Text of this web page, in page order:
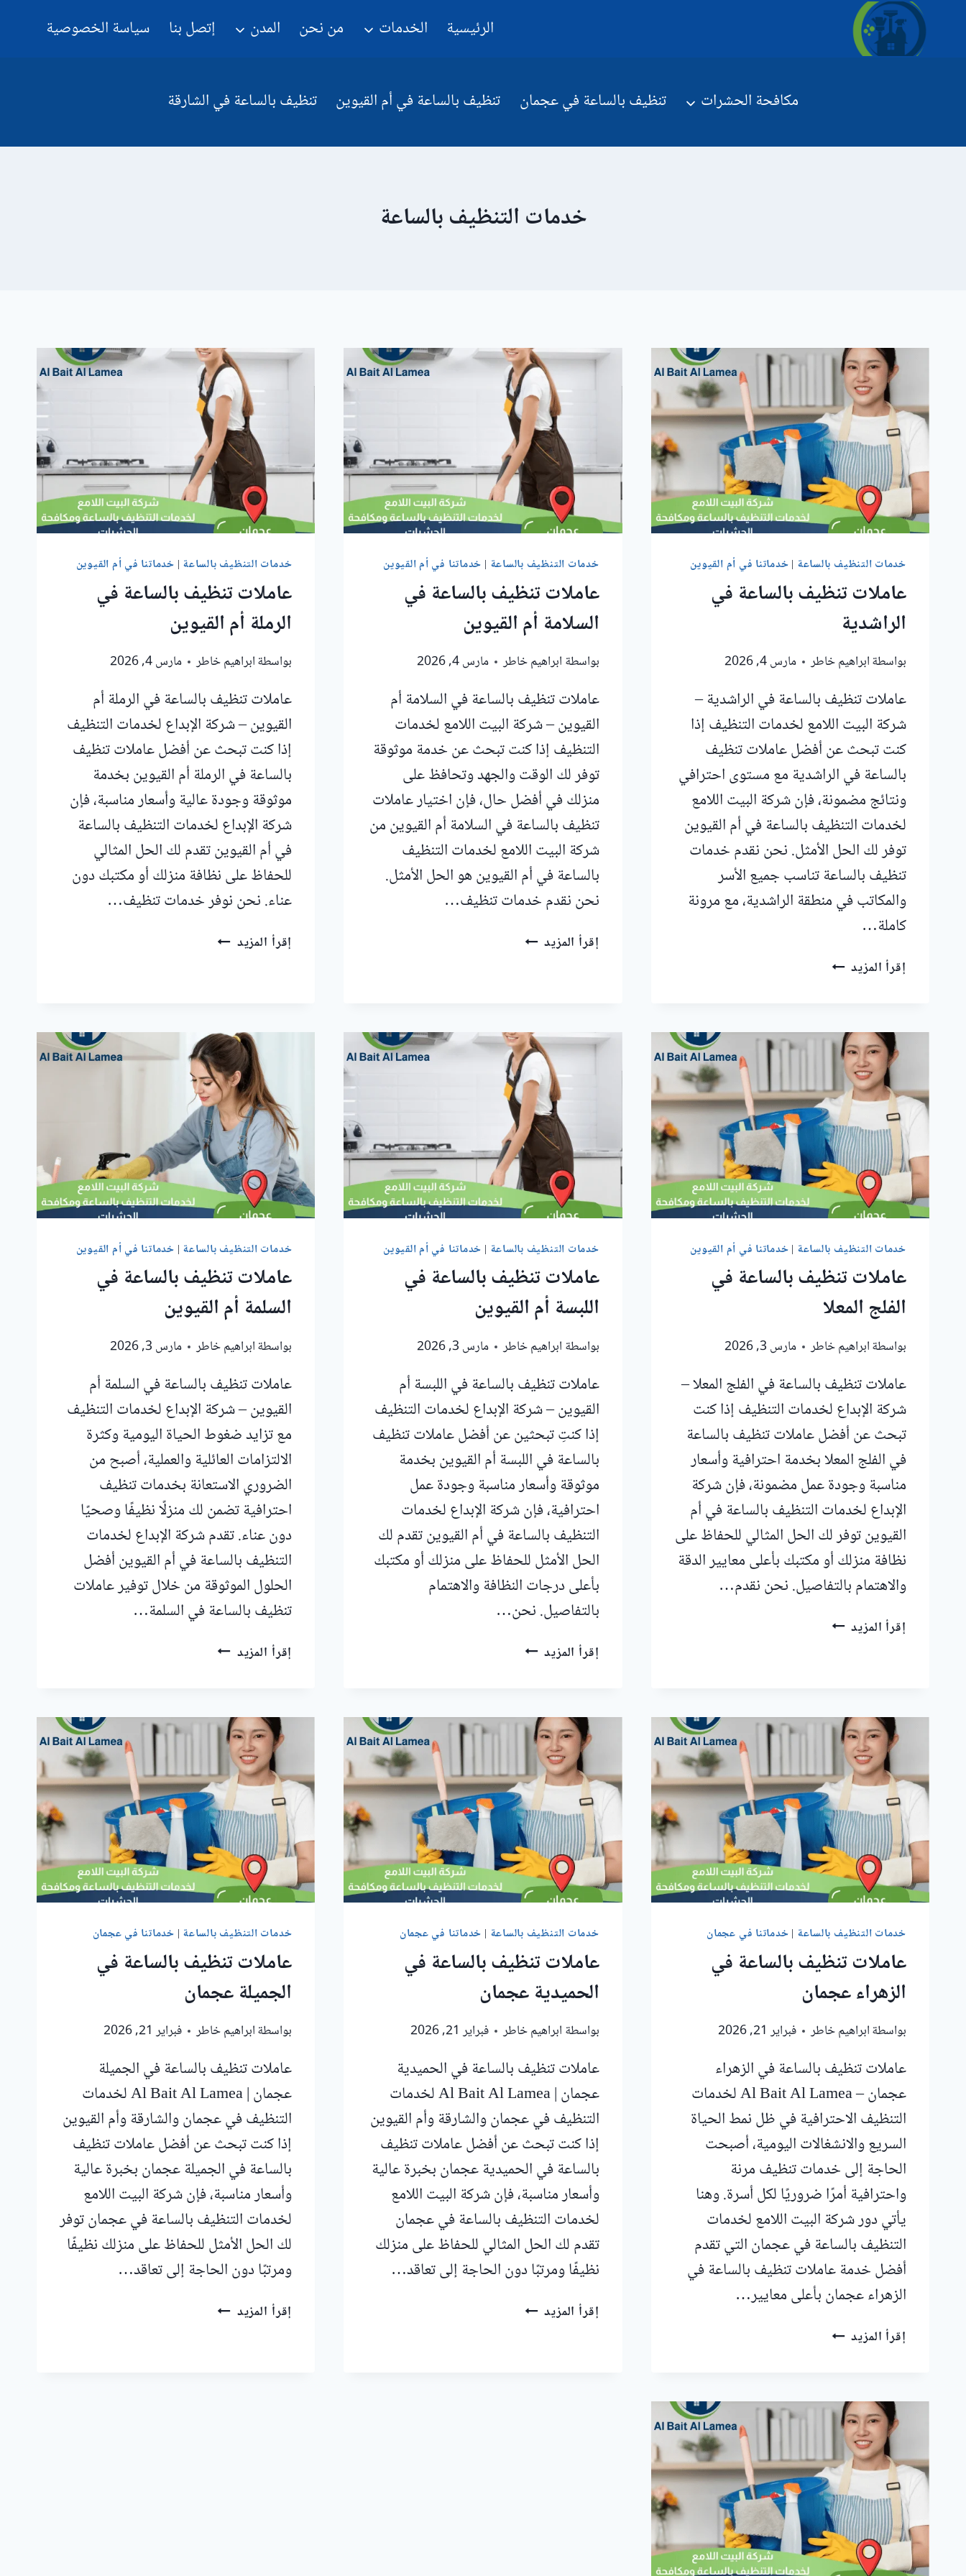
المحتوى
الرئيسية الخدمات من نحن المدن إتصل بنا سياسة الخصوصية
مكافحة الحشرات تنظيف بالساعة في عجمان تنظيف بالساعة في أم القيوين تنظيف بالساعة في الشارقة
خدمات التنظيف بالساعة
خدمات التنظيف بالساعة |خدماتنا في أم القيوين
عاملات تنظيف بالساعة في
الراشدية
بواسطةابراهيم خاطر مارس 4, 2026
عاملات تنظيف بالساعة في الراشدية –
شركة البيت اللامع لخدمات التنظيف إذا
كنت تبحث عن أفضل عاملات تنظيف
بالساعة في الراشدية مع مستوى احترافي
ونتائج مضمونة، فإن شركة البيت اللامع
لخدمات التنظيف بالساعة في أم القيوين
توفر لك الحل الأمثل. نحن نقدم خدمات
تنظيف بالساعة تناسب جميع الأسر
والمكاتب في منطقة الراشدية، مع مرونة
كاملة…
إقرأ المزيدعاملات
الراشدية
خدمات التنظيف بالساعة | خدماتنا في أم القيوين
عاملات تنظيف بالساعة في
السلامة أم القيوين
بواسطة ابراهيم خاطر مارس 4, 2026
عاملات تنظيف بالساعة في السلامة أم
القيوين – شركة البيت اللامع لخدمات
التنظيف إذا كنت تبحث عن خدمة موثوقة
توفر لك الوقت والجهد وتحافظ على
منزلك في أفضل حال، فإن اختيار عاملات
تنظيف بالساعة في السلامة أم القيوين من
شركة البيت اللامع لخدمات التنظيف
بالساعة في أم القيوين هو الحل الأمثل.
نحن نقدم خدمات تنظيف…
إقرأ المزيدعاملات
أم
القيوين
خدمات التنظيف بالساعة | خدماتنا في أم القيوين
عاملات تنظيف بالساعة في
الرملة أم القيوين
بواسطةابراهيم خاطر مارس 4, 2026
عاملات تنظيف بالساعة في الرملة أم
القيوين – شركة الإبداع لخدمات التنظيف
إذا كنت تبحث عن أفضل عاملات تنظيف
بالساعة في الرملة أم القيوين بخدمة
موثوقة وجودة عالية وأسعار مناسبة، فإن
شركة الإبداع لخدمات التنظيف بالساعة
في أم القيوين تقدم لك الحل المثالي
للحفاظ على نظافة منزلك أو مكتبك دون
عناء. نحن نوفر خدمات تنظيف…
إقرأ المزيدعاملات
أم
القيوين
خدمات التنظيف بالساعة |خدماتنا في أم القيوين
عاملات تنظيف بالساعة في
الفلج المعلا
بواسطةابراهيم خاطر مارس 3, 2026
عاملات تنظيف بالساعة في الفلج المعلا –
شركة الإبداع لخدمات التنظيف إذا كنت
تبحث عن أفضل عاملات تنظيف بالساعة
في الفلج المعلا بخدمة احترافية وأسعار
مناسبة وجودة عمل مضمونة، فإن شركة
الإبداع لخدمات التنظيف بالساعة في أم
القيوين توفر لك الحل المثالي للحفاظ على
نظافة منزلك أو مكتبك بأعلى معايير الدقة
والاهتمام بالتفاصيل. نحن نقدم…
إقرأ المزيدعاملات
المعلا
خدمات التنظيف بالساعة | خدماتنا في أم القيوين
عاملات تنظيف بالساعة في
اللبسة أم القيوين
بواسطة ابراهيم خاطر مارس 3, 2026
عاملات تنظيف بالساعة في اللبسة أم
القيوين – شركة الإبداع لخدمات التنظيف
إذا كنتِ تبحثين عن أفضل عاملات تنظيف
بالساعة في اللبسة أم القيوين بخدمة
موثوقة وأسعار مناسبة وجودة عمل
احترافية، فإن شركة الإبداع لخدمات
التنظيف بالساعة في أم القيوين تقدم لك
الحل الأمثل للحفاظ على منزلك أو مكتبك
بأعلى درجات النظافة والاهتمام
بالتفاصيل. نحن…
إقرأ المزيدعاملات
اللبسة
أم
القيوين
خدمات التنظيف بالساعة | خدماتنا في أم القيوين
عاملات تنظيف بالساعة في
السلمة أم القيوين
بواسطةابراهيم خاطر مارس 3, 2026
عاملات تنظيف بالساعة في السلمة أم
القيوين – شركة الإبداع لخدمات التنظيف
مع تزايد ضغوط الحياة اليومية وكثرة
الالتزامات العائلية والعملية، أصبح من
الضروري الاستعانة بخدمات تنظيف
احترافية تضمن لك منزلًا نظيفًا وصحيًا
دون عناء. تقدم شركة الإبداع لخدمات
التنظيف بالساعة في أم القيوين أفضل
الحلول الموثوقة من خلال توفير عاملات
تنظيف بالساعة في السلمة…
إقرأ المزيدعاملات
السلمة
أم
القيوين
خدمات التنظيف بالساعة |خدماتنا في عجمان
عاملات تنظيف بالساعة في
الزهراء عجمان
بواسطةابراهيم خاطر فبراير 21, 2026
عاملات تنظيف بالساعة في الزهراء
عجمان – Al Bait Al Lamea لخدمات
التنظيف الاحترافية في ظل نمط الحياة
السريع والانشغالات اليومية، أصبحت
الحاجة إلى خدمات تنظيف مرنة
واحترافية أمرًا ضروريًا لكل أسرة. وهنا
يأتي دور شركة البيت اللامع لخدمات
التنظيف بالساعة في عجمان التي تقدم
أفضل خدمة عاملات تنظيف بالساعة في
الزهراء عجمان بأعلى معايير…
إقرأ المزيدعاملات
الزهراء
عجمان
خدمات التنظيف بالساعة | خدماتنا في عجمان
عاملات تنظيف بالساعة في
الحميدية عجمان
بواسطة ابراهيم خاطر فبراير 21, 2026
عاملات تنظيف بالساعة في الحميدية
عجمان | Al Bait Al Lamea لخدمات
التنظيف في عجمان والشارقة وأم القيوين
إذا كنت تبحث عن أفضل عاملات تنظيف
بالساعة في الحميدية عجمان بخبرة عالية
وأسعار مناسبة، فإن شركة البيت اللامع
لخدمات التنظيف بالساعة في عجمان
تقدم لك الحل المثالي للحفاظ على منزلك
نظيفًا ومرتبًا دون الحاجة إلى تعاقد…
إقرأ المزيدعاملات
خدمات التنظيف بالساعة | خدماتنا في عجمان
عاملات تنظيف بالساعة في
الجميلة عجمان
بواسطةابراهيم خاطر فبراير 21, 2026
عاملات تنظيف بالساعة في الجميلة
عجمان | Al Bait Al Lamea لخدمات
التنظيف في عجمان والشارقة وأم القيوين
إذا كنت تبحث عن أفضل عاملات تنظيف
بالساعة في الجميلة عجمان بخبرة عالية
وأسعار مناسبة، فإن شركة البيت اللامع
لخدمات التنظيف بالساعة في عجمان توفر
لك الحل الأمثل للحفاظ على منزلك نظيفًا
ومرتبًا دون الحاجة إلى تعاقد…
إقرأ المزيدعاملات